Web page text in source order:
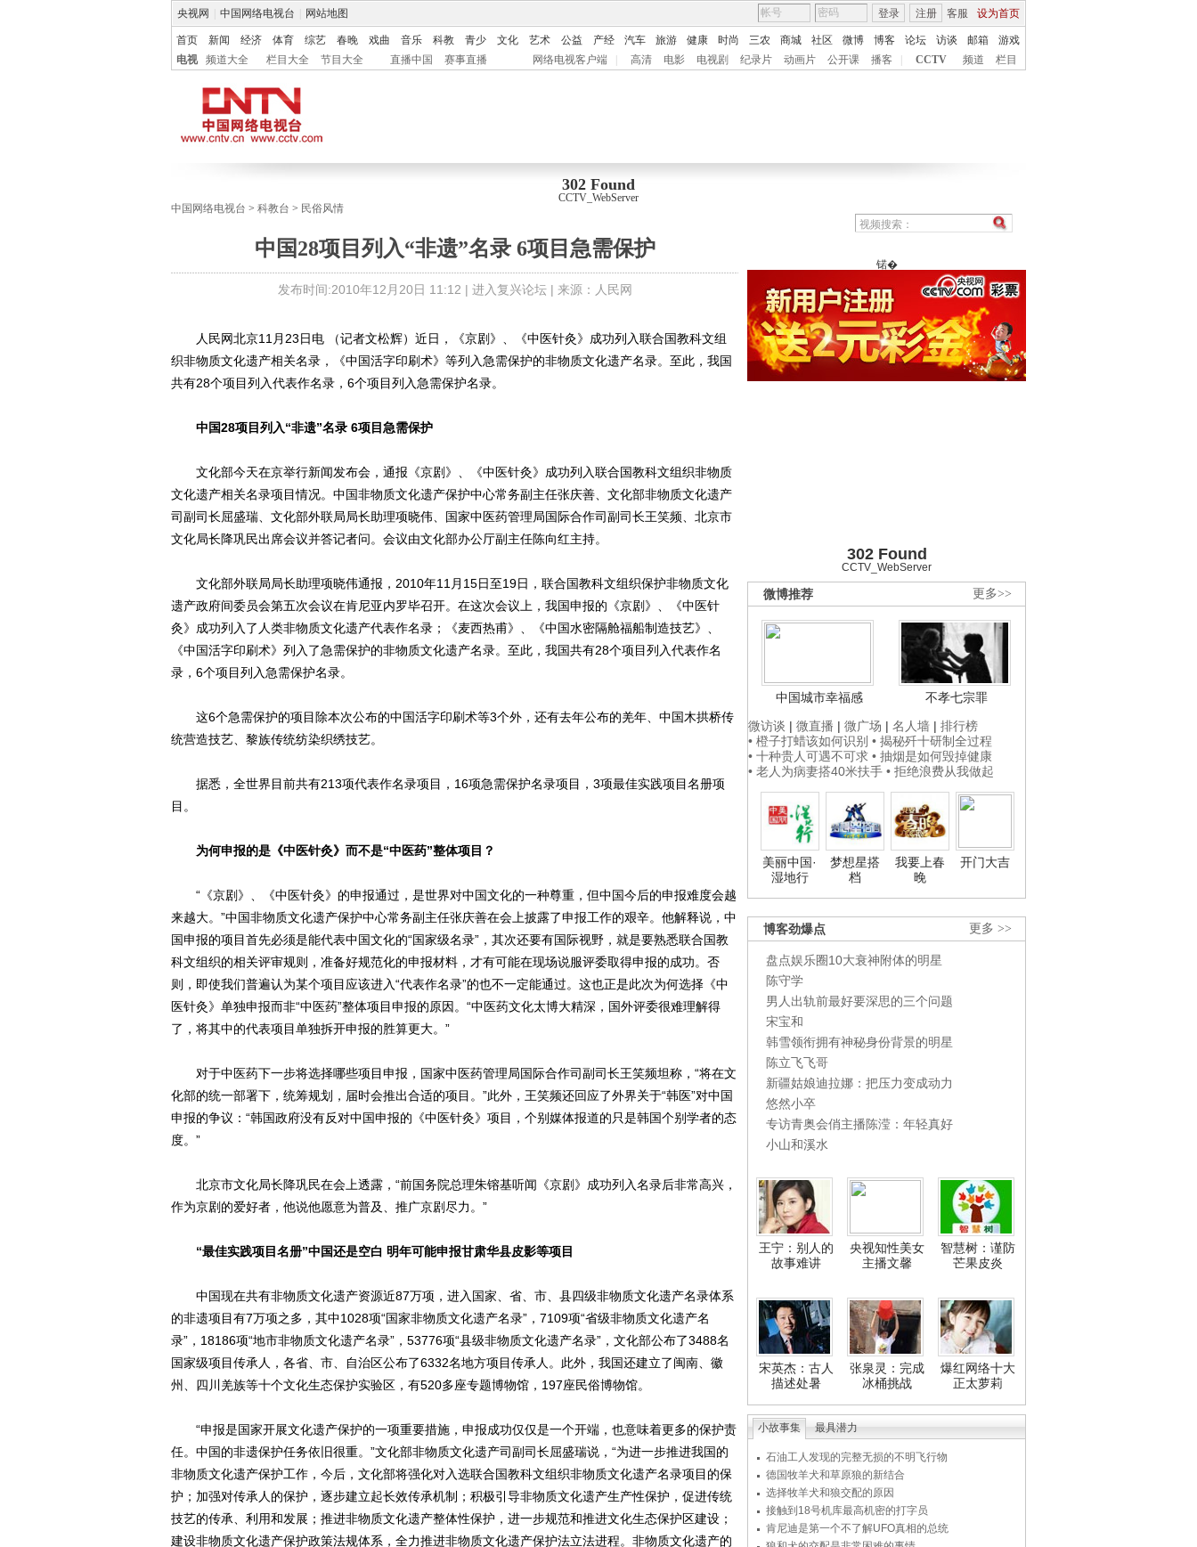
央视网 中国网络电视台 网站地图 客服 设为首页
登录 注册
首页 新闻 经济 体育 综艺 春晚 戏曲 音乐 科教 青少 文化 艺术 公益 产经 汽车 旅游 健康 时尚 三农 商城 社区 微博 博客 论坛 访谈 邮箱
游戏
电视
频道大全 栏目大全 节目大全 直播中国 赛事直播 网络电视客户端 高清 电影 电视剧 纪录片 动画片 公开课 播客 CCTV 频道 栏目
302 Found
CCTV_WebServer
中国网络电视台 > 科教台 > 民俗风情
锘�
302 Found
CCTV_WebServer
更多>>
微博推荐
中国城市幸福感
不孝七宗罪
微访谈 | 微直播 | 微广场 | 名人墙 | 排行榜
• 橙子打蜡该如何识别 • 揭秘歼十研制全过程
• 十种贵人可遇不可求 • 抽烟是如何毁掉健康
• 老人为病妻搭40米扶手 • 拒绝浪费从我做起
美丽中国·
湿地行
梦想星搭
档
我要上春
晚
开门大吉
更多 >>
博客劲爆点
盘点娱乐圈10大衰神附体的明星
陈守学
男人出轨前最好要深思的三个问题
宋宝和
韩雪领衔拥有神秘身份背景的明星
陈立飞飞哥
新疆姑娘迪拉娜：把压力变成动力
悠然小卒
专访青奥会俏主播陈滢：年轻真好
小山和溪水
王宁：别人的
故事难讲
央视知性美女
主播文馨
智慧树：谨防
芒果皮炎
宋英杰：古人
描述处暑
张泉灵：完成
冰桶挑战
爆红网络十大
正太萝莉
小故事集 最具潜力
石油工人发现的完整无损的不明飞行物
德国牧羊犬和草原狼的新结合
选择牧羊犬和狼交配的原因
接触到18号机库最高机密的打字员
肯尼迪是第一个不了解UFO真相的总统
中国28项目列入“非遗”名录 6项目急需保护
发布时间:2010年12月20日 11:12 | 进入复兴论坛| 来源： 人民网
人民网北京11月23日电 （记者文松辉）近日，《京剧》、《中医针灸》成功列入联合国教科文组
织非物质文化遗产相关名录，《中国活字印刷术》等列入急需保护的非物质文化遗产名录。至此，我国
共有28个项目列入代表作名录，6个项目列入急需保护名录。
中国28项目列入“非遗”名录 6项目急需保护
文化部今天在京举行新闻发布会，通报《京剧》、《中医针灸》成功列入联合国教科文组织非物质
文化遗产相关名录项目情况。中国非物质文化遗产保护中心常务副主任张庆善、文化部非物质文化遗产
司副司长屈盛瑞、文化部外联局局长助理项晓伟、国家中医药管理局国际合作司副司长王笑频、北京市
文化局长降巩民出席会议并答记者问。会议由文化部办公厅副主任陈向红主持。
文化部外联局局长助理项晓伟通报，2010年11月15日至19日，联合国教科文组织保护非物质文化
遗产政府间委员会第五次会议在肯尼亚内罗毕召开。在这次会议上，我国申报的《京剧》、《中医针
灸》成功列入了人类非物质文化遗产代表作名录；《麦西热甫》、《中国水密隔舱福船制造技艺》、
《中国活字印刷术》列入了急需保护的非物质文化遗产名录。至此，我国共有28个项目列入代表作名
录，6个项目列入急需保护名录。
这6个急需保护的项目除本次公布的中国活字印刷术等3个外，还有去年公布的羌年、中国木拱桥传
统营造技艺、黎族传统纺染织绣技艺。
据悉，全世界目前共有213项代表作名录项目，16项急需保护名录项目，3项最佳实践项目名册项
目。
为何申报的是《中医针灸》而不是“中医药”整体项目？
“《京剧》、《中医针灸》的申报通过，是世界对中国文化的一种尊重，但中国今后的申报难度会越
来越大。”中国非物质文化遗产保护中心常务副主任张庆善在会上披露了申报工作的艰辛。他解释说，中
国申报的项目首先必须是能代表中国文化的“国家级名录”，其次还要有国际视野，就是要熟悉联合国教
科文组织的相关评审规则，准备好规范化的申报材料，才有可能在现场说服评委取得申报的成功。否
则，即使我们普遍认为某个项目应该进入“代表作名录”的也不一定能通过。这也正是此次为何选择《中
医针灸》单独申报而非“中医药”整体项目申报的原因。“中医药文化太博大精深，国外评委很难理解得
了，将其中的代表项目单独拆开申报的胜算更大。”
对于中医药下一步将选择哪些项目申报，国家中医药管理局国际合作司副司长王笑频坦称，“将在文
化部的统一部署下，统筹规划，届时会推出合适的项目。”此外，王笑频还回应了外界关于“韩医”对中国
申报的争议：“韩国政府没有反对中国申报的《中医针灸》项目，个别媒体报道的只是韩国个别学者的态
度。”
北京市文化局长降巩民在会上透露，“前国务院总理朱镕基听闻《京剧》成功列入名录后非常高兴，
作为京剧的爱好者，他说他愿意为普及、推广京剧尽力。”
“最佳实践项目名册”中国还是空白 明年可能申报甘肃华县皮影等项目
中国现在共有非物质文化遗产资源近87万项，进入国家、省、市、县四级非物质文化遗产名录体系
的非遗项目有7万项之多，其中1028项“国家非物质文化遗产名录”，7109项“省级非物质文化遗产名
录”，18186项“地市非物质文化遗产名录”，53776项“县级非物质文化遗产名录”，文化部公布了3488名
国家级项目传承人，各省、市、自治区公布了6332名地方项目传承人。此外，我国还建立了闽南、徽
州、四川羌族等十个文化生态保护实验区，有520多座专题博物馆，197座民俗博物馆。
“申报是国家开展文化遗产保护的一项重要措施，申报成功仅仅是一个开端，也意味着更多的保护责
任。中国的非遗保护任务依旧很重。”文化部非物质文化遗产司副司长屈盛瑞说，“为进一步推进我国的
非物质文化遗产保护工作，今后，文化部将强化对入选联合国教科文组织非物质文化遗产名录项目的保
护；加强对传承人的保护，逐步建立起长效传承机制；积极引导非物质文化遗产生产性保护，促进传统
技艺的传承、利用和发展；推进非物质文化遗产整体性保护，进一步规范和推进文化生态保护区建设；
建设非物质文化遗产保护政策法规体系，全力推进非物质文化遗产保护法立法进程。非物质文化遗产的